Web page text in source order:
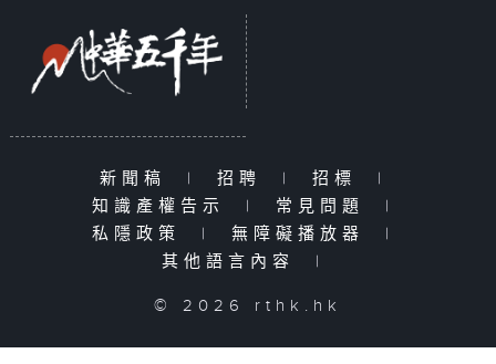
新聞稿 | 招聘 | 招標
|
知識產權告示
| 常見問題
|
私隱政策
| 無障礙播放器
|
其他語言內容
|
© 2026 rthk.hk